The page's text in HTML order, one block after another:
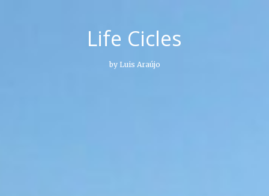
Life Cicles
by Luis Araújo